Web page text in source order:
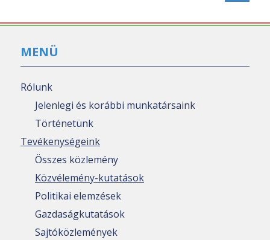
MENÜ
Rólunk
Jelenlegi és korábbi munkatársaink
Történetünk
Tevékenységeink
Összes közlemény
Közvélemény-kutatások
Politikai elemzések
Gazdaságkutatások
Sajtóközlemények